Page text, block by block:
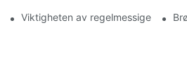
Viktigheten av regelmessige